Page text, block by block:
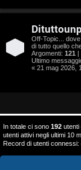
A
g
e
n
t
Off-Topic... dove
di tutto quello
Argomenti: 121 |
Ultimo
« 21 mag 2026,
In totale ci sono 192 utenti
utenti attivi negli ultimi 10
Record di utenti connessi: